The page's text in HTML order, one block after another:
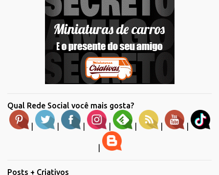
Qual Rede Social você mais gosta?
| | | | | | |
Posts + Criativos